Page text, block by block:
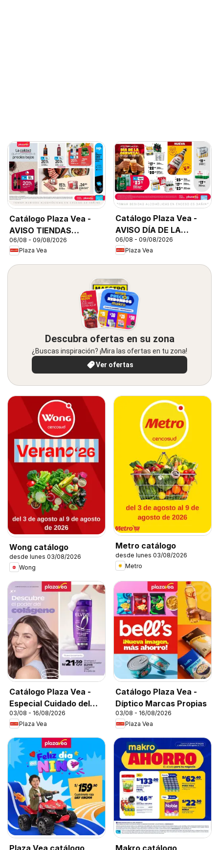
Catálogo Plaza Vea -
AVISO TIENDAS
SELECCIONADAS 1
06/08 - 09/08/2026
Plaza Vea
Catálogo Plaza Vea -
AVISO DÍA DE LA
CERVEZA
06/08 - 09/08/2026
Plaza Vea
Descubra ofertas en su zona
¿Buscas inspiración? ¡Mira las ofertas en tu zona!
Ver ofertas
Wong catálogo
desde lunes 03/08/2026
Wong
Metro catálogo
desde lunes 03/08/2026
Metro
Catálogo Plaza Vea -
Especial Cuidado del
Cabello
03/08 - 16/08/2026
Plaza Vea
Catálogo Plaza Vea -
Díptico Marcas Propias
03/08 - 16/08/2026
Plaza Vea